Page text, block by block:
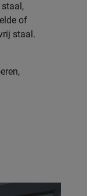
of
staal.